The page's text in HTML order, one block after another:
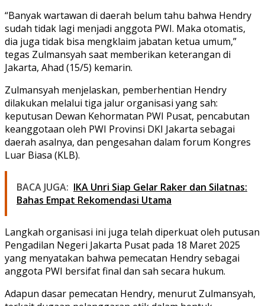
“Banyak wartawan di daerah belum tahu bahwa Hendry
sudah tidak lagi menjadi anggota PWI. Maka otomatis,
dia juga tidak bisa mengklaim jabatan ketua umum,”
tegas Zulmansyah saat memberikan keterangan di
Jakarta, Ahad (15/5) kemarin.
Zulmansyah menjelaskan, pemberhentian Hendry
dilakukan melalui tiga jalur organisasi yang sah:
keputusan Dewan Kehormatan PWI Pusat, pencabutan
keanggotaan oleh PWI Provinsi DKI Jakarta sebagai
daerah asalnya, dan pengesahan dalam forum Kongres
Luar Biasa (KLB).
BACA JUGA: IKA Unri Siap Gelar Raker dan Silatnas:
Bahas Empat Rekomendasi Utama
Langkah organisasi ini juga telah diperkuat oleh putusan
Pengadilan Negeri Jakarta Pusat pada 18 Maret 2025
yang menyatakan bahwa pemecatan Hendry sebagai
anggota PWI bersifat final dan sah secara hukum.
Adapun dasar pemecatan Hendry, menurut Zulmansyah,